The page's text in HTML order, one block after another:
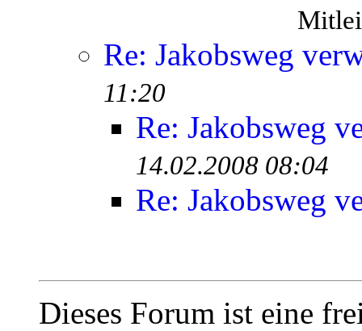
Re: Jakobsweg
11:20
Re: Jakobsweg
14.02.2008 08:04
Re: Jakobsweg
Dieses Forum ist eine